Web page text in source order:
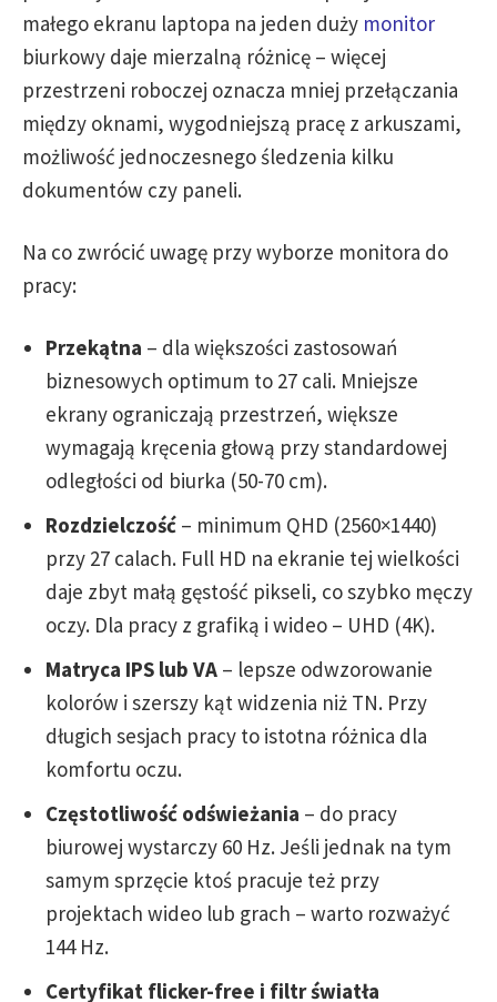
małego ekranu laptopa na jeden duży monitor
biurkowy daje mierzalną różnicę – więcej
przestrzeni roboczej oznacza mniej przełączania
między oknami, wygodniejszą pracę z arkuszami,
możliwość jednoczesnego śledzenia kilku
dokumentów czy paneli.
Na co zwrócić uwagę przy wyborze monitora do
pracy:
Przekątna – dla większości zastosowań
biznesowych optimum to 27 cali. Mniejsze
ekrany ograniczają przestrzeń, większe
wymagają kręcenia głową przy standardowej
odległości od biurka (50-70 cm).
Rozdzielczość – minimum QHD (2560×1440)
przy 27 calach. Full HD na ekranie tej wielkości
daje zbyt małą gęstość pikseli, co szybko męczy
oczy. Dla pracy z grafiką i wideo – UHD (4K).
Matryca IPS lub VA – lepsze odwzorowanie
kolorów i szerszy kąt widzenia niż TN. Przy
długich sesjach pracy to istotna różnica dla
komfortu oczu.
Częstotliwość odświeżania – do pracy
biurowej wystarczy 60 Hz. Jeśli jednak na tym
samym sprzęcie ktoś pracuje też przy
projektach wideo lub grach – warto rozważyć
144 Hz.
Certyfikat flicker-free i filtr światła